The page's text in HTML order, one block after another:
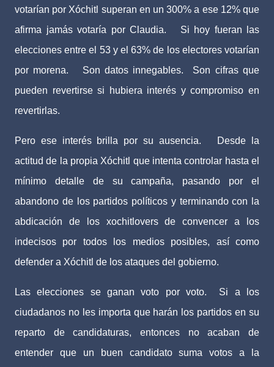
votarían por Xóchitl superan en un 300% a ese 12% que
afirma jamás votaría por Claudia.
Si hoy fueran las
elecciones entre el 53 y el 63% de los electores votarían
por morena.
Son datos innegables.
Son cifras que
pueden revertirse si hubiera interés y compromiso en
revertirlas.
Pero ese interés brilla por su ausencia.
Desde la
actitud de la propia Xóchitl que intenta controlar hasta el
mínimo detalle de su campaña, pasando por el
abandono de los partidos políticos y terminando con la
abdicación de los xochitlovers de convencer a los
indecisos por todos los medios posibles, así como
defender a Xóchitl de los ataques del gobierno.
Las elecciones se ganan voto por voto.
Si a los
ciudadanos no les importa que harán los partidos en su
reparto de candidaturas, entonces no acaban de
entender que un buen candidato suma votos a la